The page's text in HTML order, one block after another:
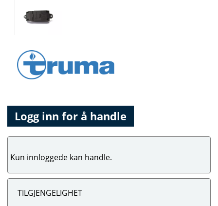
Logg inn for å handle
Kun innloggede kan handle.
TILGJENGELIGHET